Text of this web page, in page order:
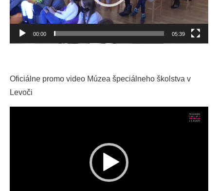
00:00 05:39
Oficiálne promo video Múzea špeciálneho školstva v
Levoči